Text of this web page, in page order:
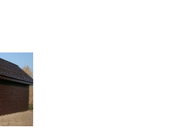
Vögel von Bedeutung.
auch in den überwucherten
und Mäusebussard